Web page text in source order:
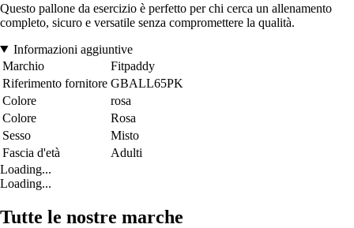
Questo pallone da esercizio è perfetto per chi cerca un allenamento
completo, sicuro e versatile senza compromettere la qualità.
Informazioni aggiuntive
Marchio
Fitpaddy
Riferimento fornitore GBALL65PK
Colore
rosa
Colore
Rosa
Sesso
Misto
Fascia d'età
Adulti
Loading...
Loading...
Tutte le nostre marche